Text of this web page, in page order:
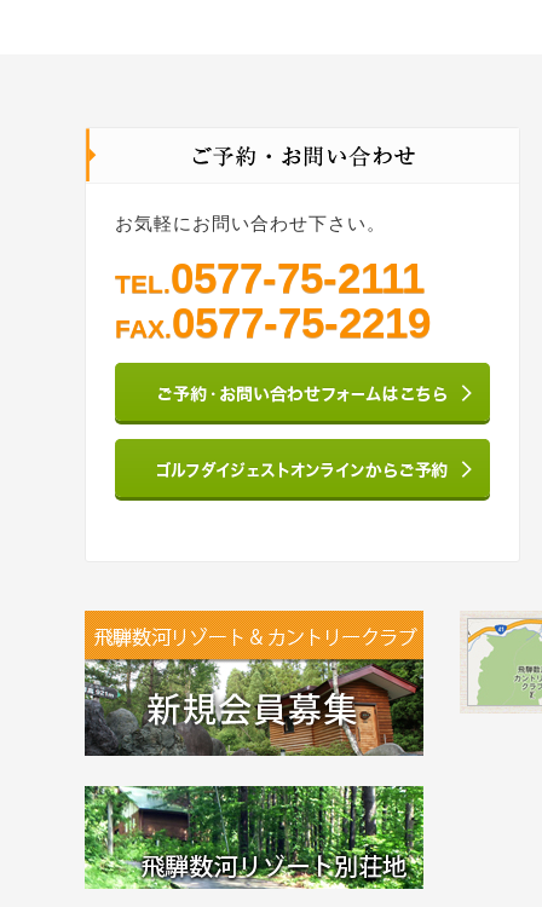
お気軽にお問い合わせ下さい。
TEL.0577-75-2111
FAX.0577-75-2219